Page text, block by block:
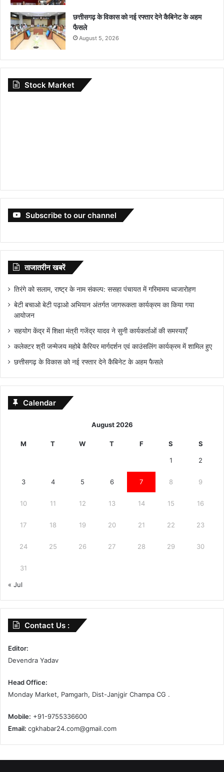
छत्तीसगढ़ के विकास को नई रफ्तार देने कैबिनेट के अहम
फैसले
August 5, 2026
Stock Market
Subscribe to our channel
ताजातरीन खबरें
तिरंगे को सलाम, राष्ट्र के नाम संकल्प: ससहा पंचायत में गरिमामय ध्वजारोहण
बेटी बचाओ बेटी पढ़ाओ अभियान अंतर्गत जागरूकता कार्यक्रम का किया गया
आयोजन
सहयोग केंद्र में शिक्षा मंत्री गजेंद्र यादव ने सुनी कार्यकर्ताओं की समस्याएँ
कलेक्टर श्री जन्मेजय महोबे कैरियर मार्गदर्शन एवं काउंसलिंग कार्यक्रम में शामिल हुए
छत्तीसगढ़ के विकास को नई रफ्तार देने कैबिनेट के अहम फैसले
Calendar
August 2026
M T W T F S S
1 2
3 4 5 6 7 8 9
10 11 12 13 14 15 16
17 18 19 20 21 22 23
24 25 26 27 28 29 30
31
« Jul
Contact Us :
Editor:
Devendra Yadav
Head Office:
Monday Market, Pamgarh, Dist-Janjgir Champa CG .
Mobile: +91-9755336600
Email: cgkhabar24.com@gmail.com